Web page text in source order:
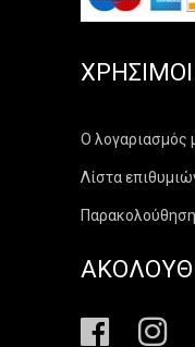
Ο λογαριασμός
Λίστα